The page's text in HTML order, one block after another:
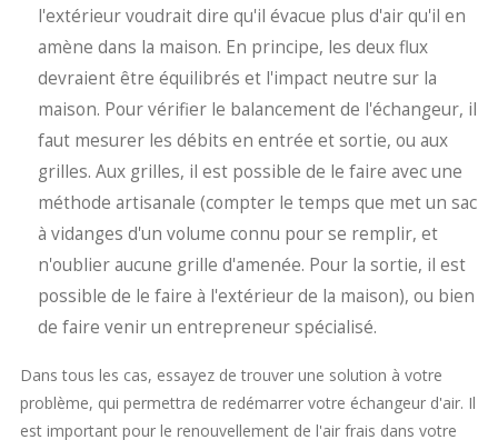
l'extérieur voudrait dire qu'il évacue plus d'air qu'il en
amène dans la maison. En principe, les deux flux
devraient être équilibrés et l'impact neutre sur la
maison. Pour vérifier le balancement de l'échangeur, il
faut mesurer les débits en entrée et sortie, ou aux
grilles. Aux grilles, il est possible de le faire avec une
méthode artisanale (compter le temps que met un sac
à vidanges d'un volume connu pour se remplir, et
n'oublier aucune grille d'amenée. Pour la sortie, il est
possible de le faire à l'extérieur de la maison), ou bien
de faire venir un entrepreneur spécialisé.
Dans tous les cas, essayez de trouver une solution à votre
problème, qui permettra de redémarrer votre échangeur d'air. Il
est important pour le renouvellement de l'air frais dans votre